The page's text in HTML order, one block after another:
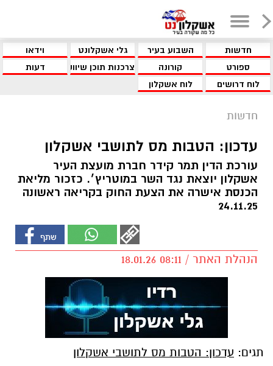
חדשות השבוע בעיר גלי אשקלונט
וידאו
ספורט
קורונה צרכנות תוכן שיווקי
דעות
לוח דרושים
לוח אשקלון
חדשות
עדכון: הטבות מס לתושבי אשקלון
עורכת הדין תמר קידר חברת מועצת העיר
אשקלון יוצאת נגד השר במוטריץ׳. כזכור מליאת
הכנסת אישרה את הצעת החוק בקריאה ראשונה
24.11.25
הנהלת האתר / 08:11 18.01.26
תגים: עדכון: הטבות מס לתושבי אשקלון